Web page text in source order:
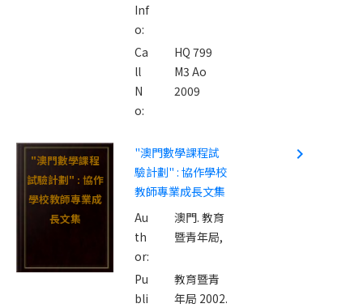
Inf
o:
Ca
ll
N
o:
HQ 799
M3 Ao
2009
"澳門數學課程
試驗計劃" : 協作
學校教師專業成
長文集
"澳門數學課程試
驗計劃" : 協作學校
教師專業成長文集
Au
th
or:
澳門. 教育
暨青年局,
Pu
bli
教育暨青
年局 2002.
navigate_next